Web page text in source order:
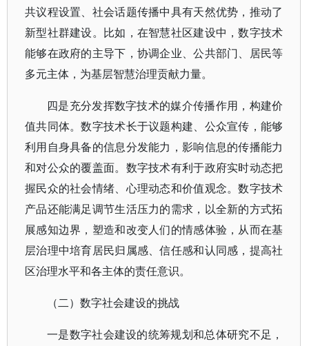
共议程设置、社会话题传播中具有天然优势，推动了
新型社群建设。比如，在智慧社区建设中，数字技术
能够在政府的主导下，协调企业、公共部门、居民等
多元主体，为基层智慧治理贡献力量。
四是充分发挥数字技术的媒介传播作用，构建价
值共同体。数字技术长于议题构建、公众宣传，能够
利用自身具备的信息分发能力，影响信息的传播能力
和对公众的覆盖面。数字技术有利于政府实时动态把
握民众的社会情绪、心理动态和价值观念。数字技术
产品还能满足调节生活压力的需求，以全新的方式拓
展感知边界，塑造和改变人们的情感体验，从而在基
层治理中培育居民归属感、信任感和认同感，提高社
区治理水平和各主体的责任意识。
（二）数字社会建设的挑战
一是数字社会建设的统筹规划和总体研究不足，